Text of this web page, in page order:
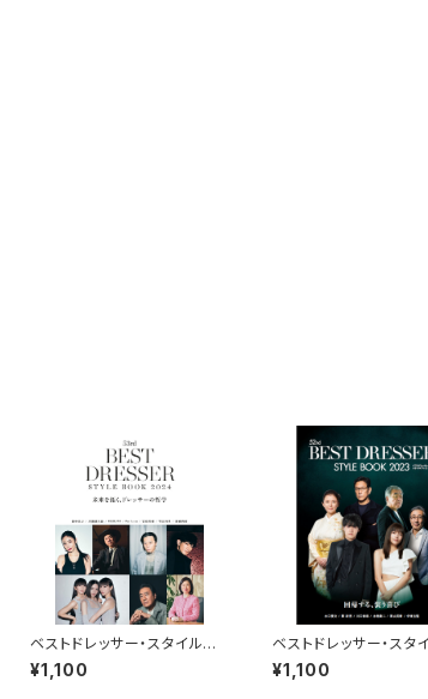
ベストドレッサー・スタイルブッ
ク 2024
¥1,100
ベストドレッサー・スタイ
ク 2023
¥1,100